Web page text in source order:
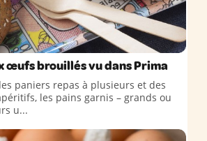
œufs brouillés vu dans Prima
paniers repas à plusieurs et des
les pains garnis – grands ou
u...